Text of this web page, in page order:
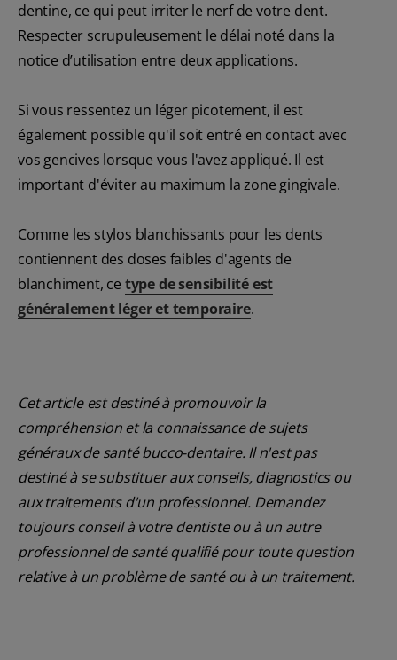
dentine, ce qui peut irriter le nerf de votre dent.
Respecter scrupuleusement le délai noté dans la
notice d’utilisation entre deux applications.
Si vous ressentez un léger picotement, il est
également possible qu'il soit entré en contact avec
vos gencives lorsque vous l'avez appliqué. Il est
important d'éviter au maximum la zone gingivale.
Comme les stylos blanchissants pour les dents
contiennent des doses faibles d'agents de
blanchiment, ce type de sensibilité est
généralement léger et temporaire.
Cet article est destiné à promouvoir la
compréhension et la connaissance de sujets
généraux de santé bucco-dentaire. Il n'est pas
destiné à se substituer aux conseils, diagnostics ou
aux traitements d'un professionnel. Demandez
toujours conseil à votre dentiste ou à un autre
professionnel de santé qualifié pour toute question
relative à un problème de santé ou à un traitement.